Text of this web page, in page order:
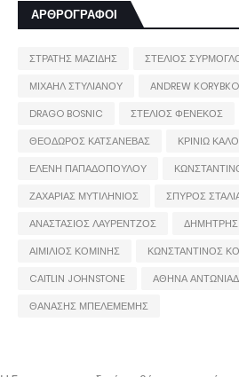
ΑΡΘΡΟΓΡΑΦΟΙ
ΣΤΡΑΤΗΣ ΜΑΖΙΔΗΣ ΣΤΕΛΙΟΣ
ΜΙΧΑΗΛ ΣΤΥΛΙΑΝΟΥ
ANDREW KORYBKO
DRAGO BOSNIC
ΣΤΕΛΙΟΣ ΦΕΝΕΚΟΣ
ΘΕΟΔΩΡΟΣ ΚΑΤΣΑΝΕΒΑΣ
ΚΡΙΝΙΩ
ΕΛΕΝΗ ΠΑΠΑΔΟΠΟΥΛΟΥ
ΖΑΧΑΡΙΑΣ ΜΥΤΙΛΗΝΙΟΣ
ΣΠΥΡΟΣ
ΑΝΑΣΤΑΣΙΟΣ ΛΑΥΡΕΝΤΖΟΣ
ΑΙΜΙΛΙΟΣ ΚΟΜΙΝΗΣ
ΚΩΝΣΤΑΝΤΙΝΟΣ
CAITLIN JOHNSTONE
ΑΘΗΝΑ
ΘΑΝΑΣΗΣ ΜΠΕΛΕΜΕΜΗΣ